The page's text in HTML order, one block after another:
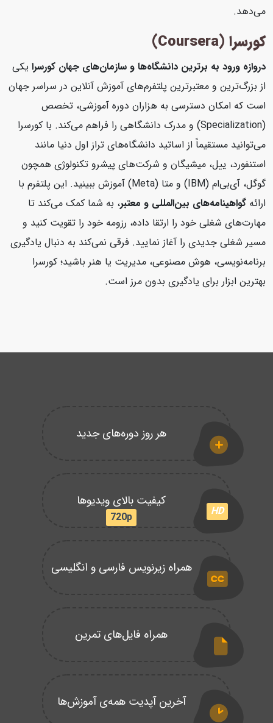
می‌دهد.
کورسرا (Coursera)
دروازه ورود به برترین دانشگاه‌ها و سازمان‌های جهان کورسرایکی
از بزرگ‌ترین و معتبرترین پلتفرم‌های آموزش آنلاین در سراسر جهان
است که امکان دسترسی به هزاران دوره آموزشی، تخصص
(Specialization) و مدرک دانشگاهی را فراهم می‌کند. با کورسرا
می‌توانید مستقیماً از اساتید دانشگاه‌های تراز اول دنیا مانند
استنفورد، ییل، میشیگان و شرکت‌های پیشرو تکنولوژی همچون
گوگل، آی‌بی‌ام (IBM) و متا (Meta) آموزش ببینید. این پلتفرم با
ارائهگواهینامه‌های بین‌المللی و معتبر، به شما کمک می‌کند تا
مهارت‌های شغلی خود را ارتقا داده، رزومه خود را تقویت کنید و
مسیر شغلی جدیدی را آغاز نمایید. فرقی نمی‌کند به دنبال یادگیری
برنامه‌نویسی، هوش مصنوعی، مدیریت یا هنر باشید؛ کورسرا
بهترین ابزار برای یادگیری بدون مرز است.
هر روز دوره‌های جدید
HD
کیفیت بالای ویدیوها
720p
همراه زیرنویس فارسی و انگلیسی
همراه فایل‌های تمرین
آخرین آپدیت همه‌ی آموزش‌ها